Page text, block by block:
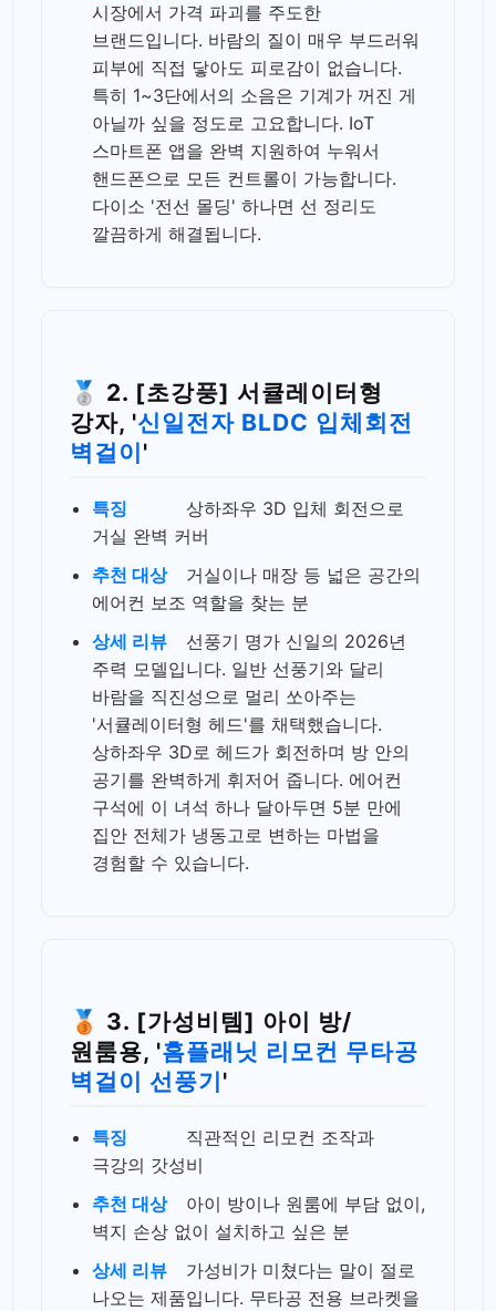
시장에서 가격 파괴를 주도한
브랜드입니다. 바람의 질이 매우 부드러워
피부에 직접 닿아도 피로감이 없습니다.
특히 1~3단에서의 소음은 기계가 꺼진 게
아닐까 싶을 정도로 고요합니다. IoT
스마트폰 앱을 완벽 지원하여 누워서
핸드폰으로 모든 컨트롤이 가능합니다.
다이소 '전선 몰딩' 하나면 선 정리도
깔끔하게 해결됩니다.
🥈 2. [초강풍] 서큘레이터형
강자, '신일전자 BLDC 입체회전
벽걸이 '
특징
상하좌우 3D 입체 회전으로
거실 완벽 커버
추천 대상
거실이나 매장 등 넓은 공간의
에어컨 보조 역할을 찾는 분
상세 리뷰
선풍기 명가 신일의 2026년
주력 모델입니다. 일반 선풍기와 달리
바람을 직진성으로 멀리 쏘아주는
'서큘레이터형 헤드'를 채택했습니다.
상하좌우 3D로 헤드가 회전하며 방 안의
공기를 완벽하게 휘저어 줍니다. 에어컨
구석에 이 녀석 하나 달아두면 5분 만에
집안 전체가 냉동고로 변하는 마법을
경험할 수 있습니다.
🥉 3. [가성비템] 아이 방/
원룸용, '홈플래닛 리모컨 무타공
벽걸이 선풍기 '
특징
직관적인 리모컨 조작과
극강의 갓성비
추천 대상
아이 방이나 원룸에 부담 없이,
벽지 손상 없이 설치하고 싶은 분
상세 리뷰
가성비가 미쳤다는 말이 절로
나오는 제품입니다. 무타공 전용 브라켓을